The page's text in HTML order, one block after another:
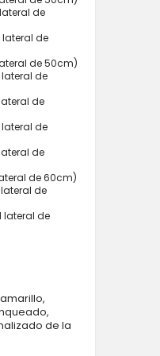
con dos sidelites
de
lateral de
de 50cm)
de
de
de
de
de 60cm)
de
lateral de
de la